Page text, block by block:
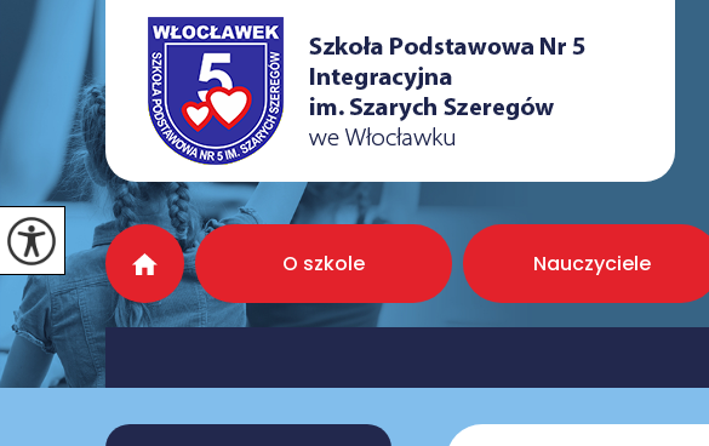
O szkole Nauczyciele